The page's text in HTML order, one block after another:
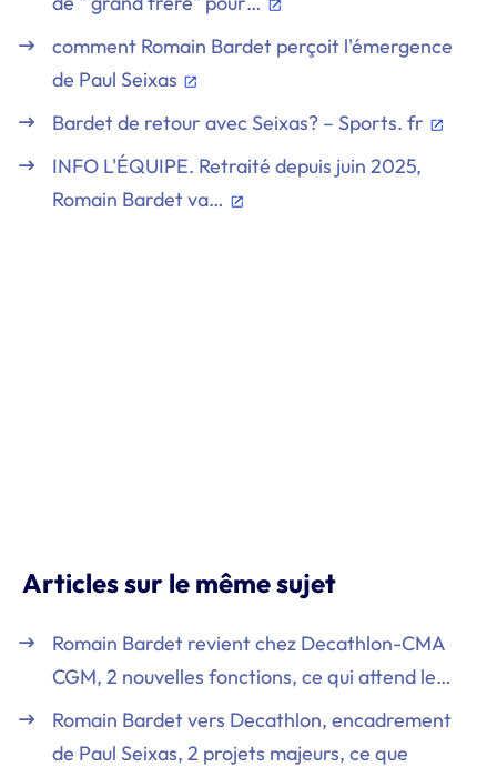
comment Romain Bardet perçoit l'émergence
de Paul Seixas
Bardet de retour avec Seixas? – Sports. fr
INFO L'ÉQUIPE. Retraité depuis juin 2025,
Romain Bardet va…
Articles sur le même sujet
Romain Bardet revient chez Decathlon-CMA
CGM, 2 nouvelles fonctions, ce qui attend le…
Romain Bardet vers Decathlon, encadrement
de Paul Seixas, 2 projets majeurs, ce que